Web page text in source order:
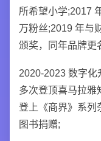
所希望小学;2017
万粉丝;2019 年与
颁奖，同年品牌更
2020-2023 数字化
多次登顶喜马拉雅
登上《商界》系列
图书捐赠;